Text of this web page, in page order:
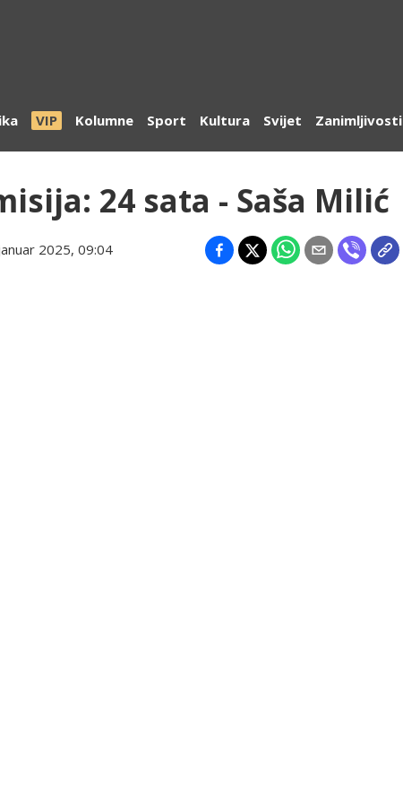
VIP Kolumne Sport Kultura Svijet Zanimljivosti
24 sata - Saša Milić
2025, 09:04